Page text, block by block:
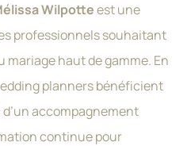
Wilpotteest une
professionnels souhaitant
mariage haut de gamme. En
planners bénéficient
accompagnement
continue pour